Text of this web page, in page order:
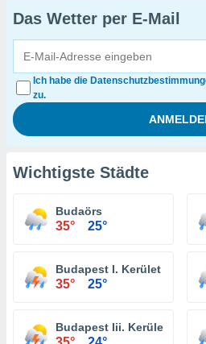
Das Wetter per E-Mail
Ich habe die
zu.
Wichtigste Städte
Budaörs
35° 25°
Budapest I. Kerület
35° 25°
Budapest Iii. Kerület